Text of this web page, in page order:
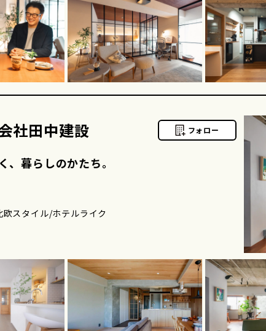
社田中建設 フォロー
、暮らしのかたち。
スタイル/ホテルライク